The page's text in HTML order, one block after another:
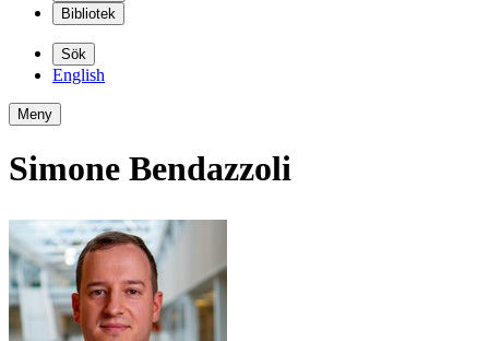
Bibliotek
Sök
English
Meny
Simone Bendazzoli